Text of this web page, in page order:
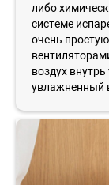
либо
системе
очень
воздух
увлажненный